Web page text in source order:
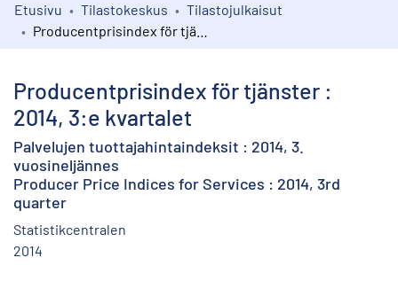
Kokoelmat
Etusivu Tilastokeskus
Tilastojulkaisut
Producentprisindex för tjänster :
2014, 3:e kvartalet
Palvelujen tuottajahintaindeksit : 2014, 3.
vuosineljännes
Producer Price Indices for Services : 2014, 3rd
quarter
Statistikcentralen
2014